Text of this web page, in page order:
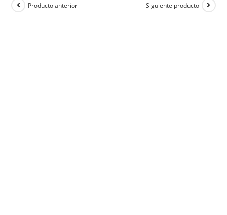
Producto anterior Siguiente producto